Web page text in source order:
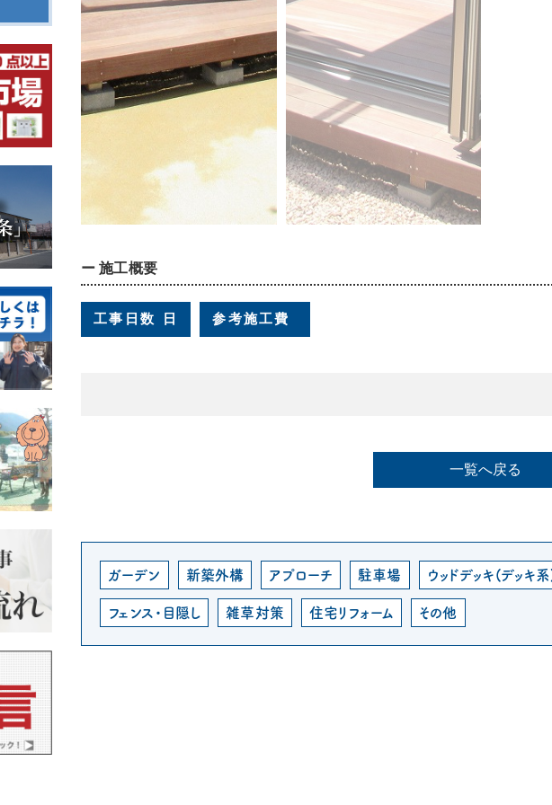
ー 施工概要
工事日数 日 参考施工費
一覧へ戻る
ガーデン 新築外構 アプローチ 駐車場 ウッドデッキ(デッキ
フェンス・目隠し 雑草対策 住宅リフォーム その他